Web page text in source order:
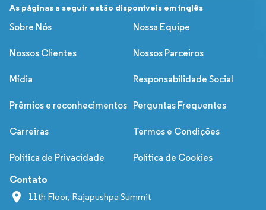
As páginas a seguir estão disponíveis em inglês
Sobre Nós
Nossa Equipe
Nossos Clientes Nossos Parceiros
Mídia Responsabilidade Social
Prêmios e reconhecimentos Perguntas Frequentes
Carreiras Termos e Condições
Política de Privacidade Política de Cookies
Contato
11th Floor, Rajapushpa Summit